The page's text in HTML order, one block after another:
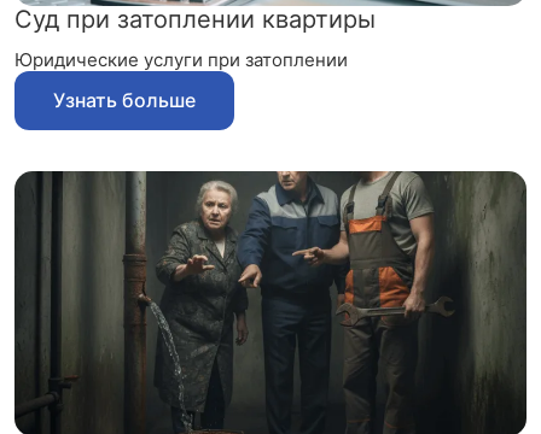
Суд при затоплении квартиры
Юридические услуги при затоплении
Узнать больше